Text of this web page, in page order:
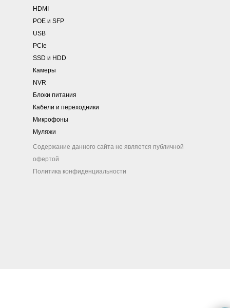
HDMI
POE и SFP
USB
PCIe
SSD и HDD
Камеры
NVR
Блоки питания
Кабели и переходники
Микрофоны
Муляжи
Содержание данного сайта не является публичной
офертой
Политика конфиденциальности